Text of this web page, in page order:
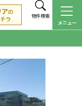
物件検索